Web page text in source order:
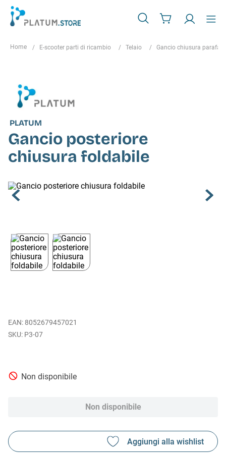
E-scooter parti di ricambio Telaio Gancio chiusura
PLATUM
Gancio posteriore
chiusura foldabile
EAN: 8052679457021
P3-07
Non disponibile
Non disponibile